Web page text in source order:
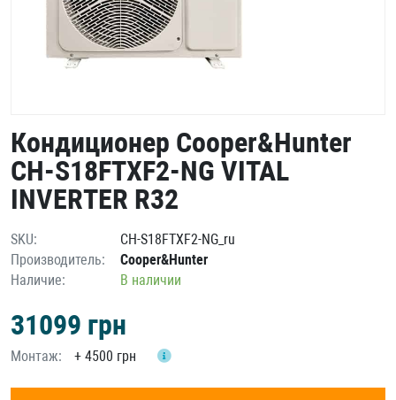
Кондиционер Cooper&Hunter
CH-S18FTXF2-NG VITAL
INVERTER R32
SKU:
CH-S18FTXF2-NG_ru
Производитель:
Cooper&Hunter
Наличие:
В наличии
31099 грн
Монтаж: + 4500 грн